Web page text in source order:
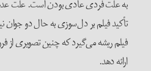
به علت فردی عادی بودن است. علت عدم
تأکید فیلم بر دل‌سوزی به حال دو جوان
فیلم ریشه می‌گیرد که چنین تصویری از
ارائه دهد.